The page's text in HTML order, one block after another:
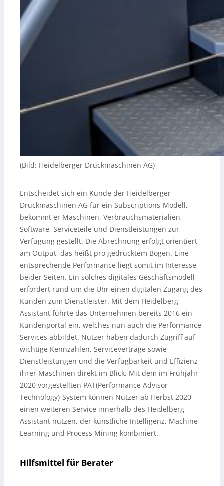
(Bild: Heidelberger Druckmaschinen AG)
Entscheidet sich ein Kunde der Heidelberger
Druckmaschinen AG für ein Subscriptions-Modell,
bekommt er Maschinen, Verbrauchsmaterialien,
Software, Serviceteile und Dienstleistungen zur
Verfügung gestellt. Die Abrechnung erfolgt orientiert
am Output, das heißt pro gedrucktem Bogen. Eine
entsprechende Performance liegt somit im Interesse
beider Seiten. Ein solches digitales Geschäftsmodell
erfordert rund um die Uhr einen digitalen Zugang des
Kunden zum Dienstleister. Mit dem Heidelberg
Assistant führte das Unternehmen bereits 2016 ein
Kundenportal ein, welches nun auch die Performance-
Services abbildet. Nutzer haben dadurch Zugriff auf
wichtige Kennzahlen, Serviceverträge sowie
Dienstleistungen und die Verfügbarkeit und Effizienz
ihrer Maschinen direkt im Blick. Mit dem im Frühjahr
2020 vorgestellten PAT(Performance Advisor
Technology)-System können Nutzer ab Herbst 2020
einen weiteren Service innerhalb des Heidelberg
Assistant nutzen, der künstliche Intelligenz, Machine
Learning und Process Mining kombiniert.
Hilfsmittel für Berater